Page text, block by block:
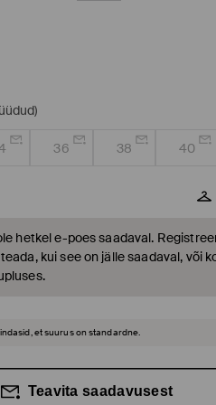
36 38 40
hetkel e-poes saadaval.
kui see on jälle saadaval, või
et suurus on standardne.
Teavita saadavusest